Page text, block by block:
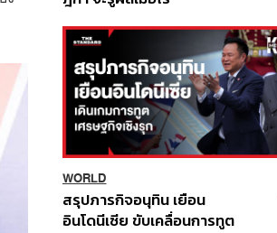
WORLD
สรุปภารกิจอนุทิน เยือน
อินโดนีเซีย ขับเคลื่อนการทูต